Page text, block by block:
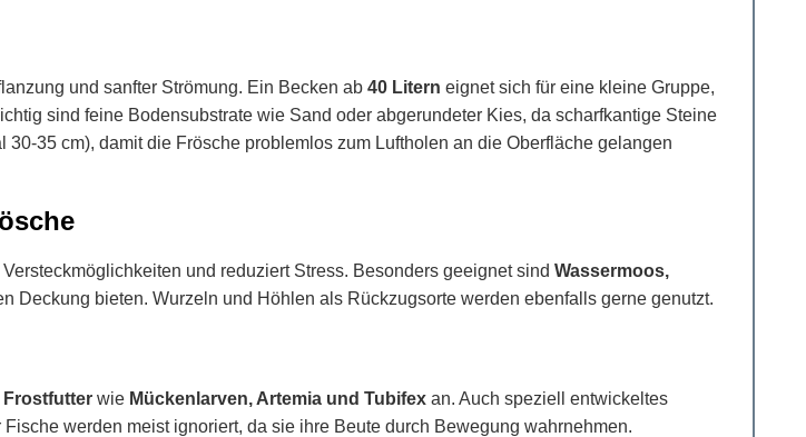
und sanfter Strömung. Ein Becken ab 40 Litern eignet sich für eine kleine Gruppe,
sind feine Bodensubstrate wie Sand oder abgerundeter Kies, da scharfkantige Steine
35 cm), damit die Frösche problemlos zum Luftholen an die Oberfläche gelangen
und reduziert Stress. Besonders geeignet sind Wassermoos,
Deckung bieten. Wurzeln und Höhlen als Rückzugsorte werden ebenfalls gerne genutzt.
Frostfutter wie Mückenlarven, Artemia und Tubifex an. Auch speziell entwickeltes
werden meist ignoriert, da sie ihre Beute durch Bewegung wahrnehmen.